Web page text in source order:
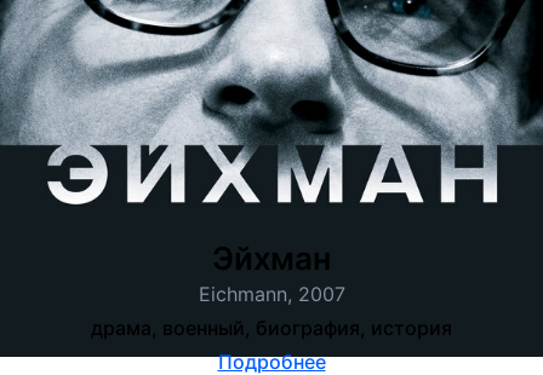
Эйхман
Eichmann, 2007
драма, военный, биография, история
Подробнее